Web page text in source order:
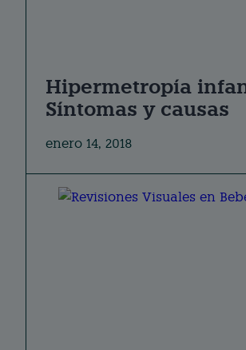
Hipermetropía
Síntomas y causas
enero 14, 2018